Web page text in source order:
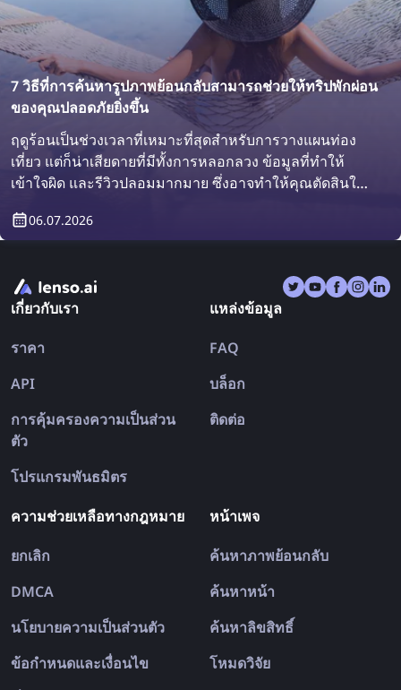
7 วิธีที่การค้นหารูปภาพย้อนกลับสามารถช่วยให้ทริปพักผ่อน
ของคุณปลอดภัยยิ่งขึ้น
ฤดูร้อนเป็นช่วงเวลาที่เหมาะที่สุดสำหรับการวางแผนท่อง
เที่ยว แต่ก็น่าเสียดายที่มีทั้งการหลอกลวง ข้อมูลที่ทำให้
เข้าใจผิด และรีวิวปลอมมากมาย ซึ่งอาจทำให้คุณตัดสินใจ
หวังมากกว่าก่อนออกเดินทาง มาดูกันว่าการค้นหารูปภาพ
06.07.2026
เกี่ยวกับเรา
ราคา
API
การคุ้มครองความเป็นส่วน
ตัว
โปรแกรมพันธมิตร
แหล่งข้อมูล
FAQ
บล็อก
ติดต่อ
ความช่วยเหลือทางกฎหมาย
ยกเลิก
DMCA
นโยบายความเป็นส่วนตัว
ข้อกำหนดและเงื่อนไข
หน้าเพจ
ค้นหาภาพย้อนกลับ
ค้นหาหน้า
ค้นหาลิขสิทธิ์
โหมดวิจัย